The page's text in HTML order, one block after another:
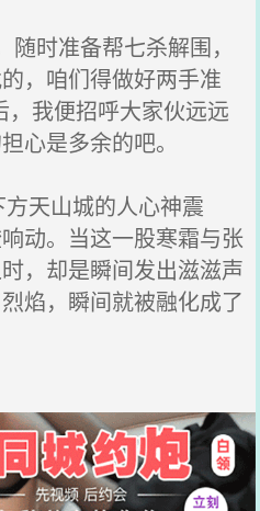
时准备帮七杀解围，
，咱们得做好两手准
，我便招呼大家伙远远
心是多余的吧。
天山城的人心神震
动。当这一股寒霜与张
，却是瞬间发出滋滋声
焰，瞬间就被融化成了